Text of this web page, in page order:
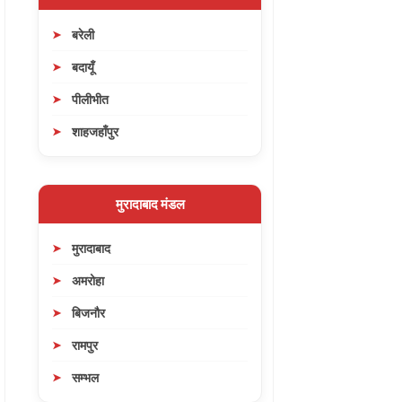
बरेली
बदायूँ
पीलीभीत
शाहजहाँपुर
मुरादाबाद मंडल
मुरादाबाद
अमरोहा
बिजनौर
रामपुर
सम्भल